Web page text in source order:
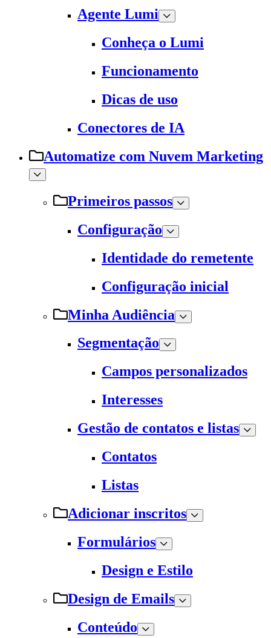
Agente Lumi
Conheça o Lumi
Funcionamento
Dicas de uso
Conectores de IA
Automatize com Nuvem Marketing
Primeiros passos
Configuração
Identidade do remetente
Configuração inicial
Minha Audiência
Segmentação
Campos personalizados
Interesses
Gestão de contatos e listas
Contatos
Listas
Adicionar inscritos
Formulários
Design e Estilo
Design de Emails
Conteúdo